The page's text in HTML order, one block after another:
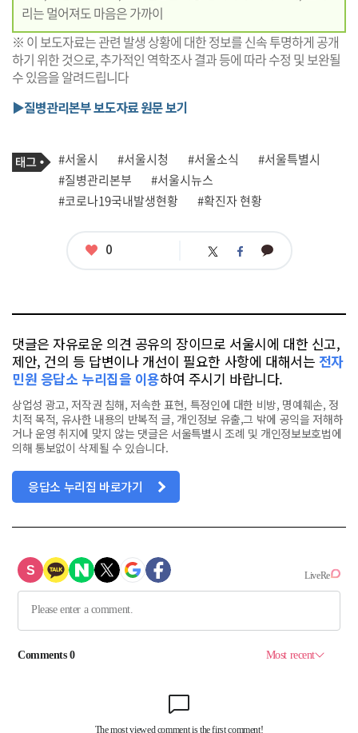
리는 멀어져도 마음은 가까이
※ 이 보도자료는 관련 발생 상황에 대한 정보를 신속 투명하게 공개
하기 위한 것으로, 추가적인 역학조사 결과 등에 따라 수정 및 보완될
수 있음을 알려드립니다
▶질병관리본부 보도자료 원문 보기
기
사
관
련
태
태
그
#서울시 #서울시청 #서울소식
#서울특별시
#질병관리본부
#서울시뉴스
#코로나19국내발생현황
#확진자 현황
좋
0 트 페 카
댓글은 자유로운 의견 공유의 장이므로 서울시에 대한 신고,
제안, 건의 등 답변이나 개선이 필요한 사항에 대해서는 전자
민원 응답소 누리집을 이용하여 주시기 바랍니다.
상업성 광고, 저작권 침해, 저속한 표현, 특정인에 대한 비방, 명예훼손, 정
치적 목적, 유사한 내용의 반복적 글, 개인정보 유출,그 밖에 공익을 저해하
거나 운영 취지에 맞지 않는 댓글은 서울특별시 조례 및 개인정보보호법에
의해 통보없이 삭제될 수 있습니다.
응답소 누리집 바로가기